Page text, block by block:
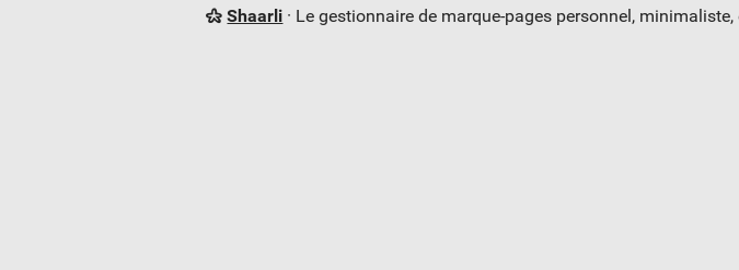
Shaarli · Le gestionnaire de marque-pages personnel,